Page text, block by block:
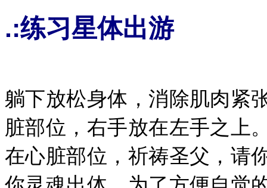
.:练习星体出游
躺下放松身体，消除肌肉紧
脏部位，右手放在左手之上
在心脏部位，祈祷圣父，请